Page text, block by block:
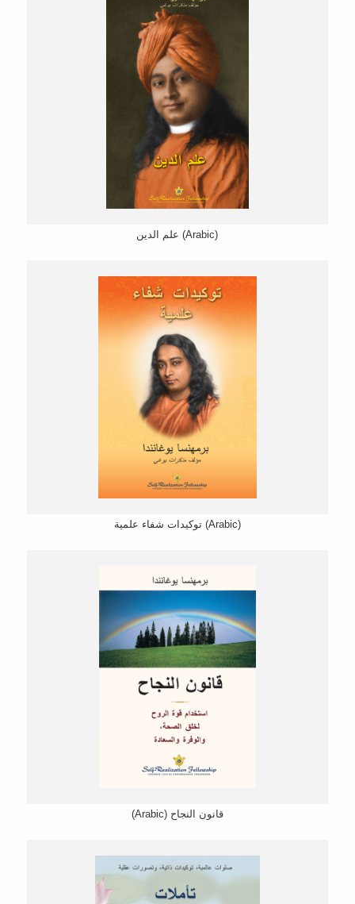
علم الدین (Arabic)
توكیدات شفاء علمیة (Arabic)
(Arabic) قانون النجاح